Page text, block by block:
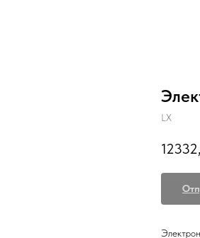
LX